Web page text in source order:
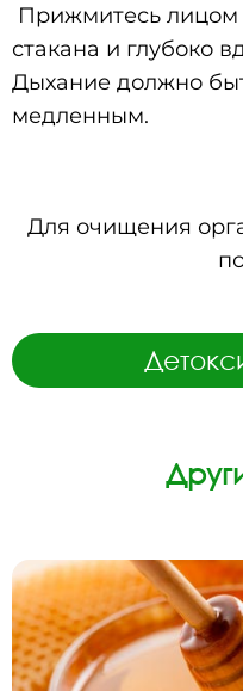
Прижмитесь лицом
стакана и глубоко
Дыхание должно
медленным.
Для очищения